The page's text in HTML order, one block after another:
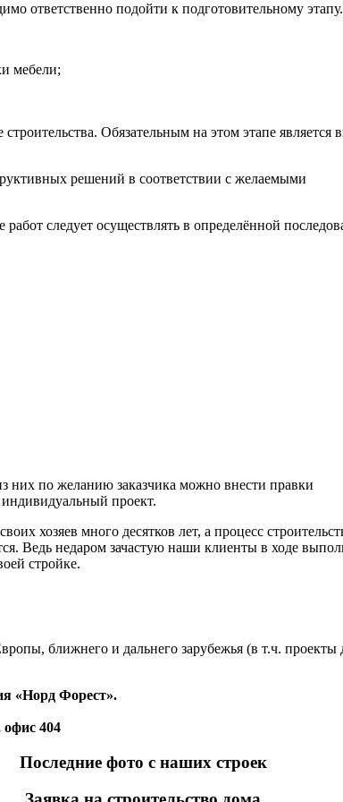
ответственно подойти к подготовительному этапу.
мебели;
Обязательным на этом этапе является
решений в соответствии с желаемыми
следует осуществлять в определённой
них по желанию заказчика можно внести правки
проект.
хозяев много десятков лет, а процесс
Ведь недаром зачастую наши клиенты в ходе
стройке.
ближнего и дальнего зарубежья (в т.ч.
«Норд Форест».
404
Последние фото с наших строек